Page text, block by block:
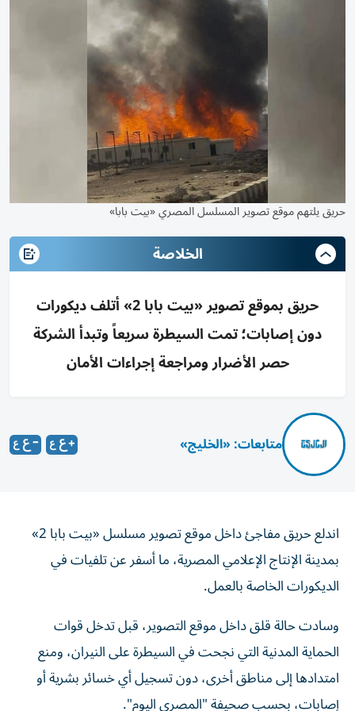
حريق يلتهم موقع تصوير المسلسل المصري «بيت بابا»
الخلاصة
حريق بموقع تصوير «بيت بابا 2» أتلف ديكورات
دون إصابات؛ تمت السيطرة سريعاً وتبدأ الشركة
حصر الأضرار ومراجعة إجراءات الأمان
متابعات: «الخليج»
اندلع حريق مفاجئ داخل موقع تصوير مسلسل «بيت بابا 2»
بمدينة الإنتاج الإعلامي المصرية، ما أسفر عن تلفيات في
الديكورات الخاصة بالعمل.
وسادت حالة قلق داخل موقع التصوير، قبل تدخل قوات
الحماية المدنية التي نجحت في السيطرة على النيران، ومنع
امتدادها إلى مناطق أخرى، دون تسجيل أي خسائر بشرية أو
إصابات، بحسب صحيفة "المصري اليوم".